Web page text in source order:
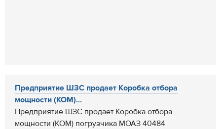
Предприятие ШЗС продает Коробка отбора
мощности (КОМ)...
Предприятие ШЗС продает Коробка отбора
мощности (КОМ) погрузчика МОАЗ 40484